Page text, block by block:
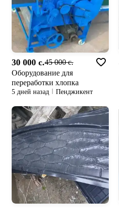
30 000 c.45 000 c.
Оборудование для
переработки хлопка
5 дней назад Пенджикент